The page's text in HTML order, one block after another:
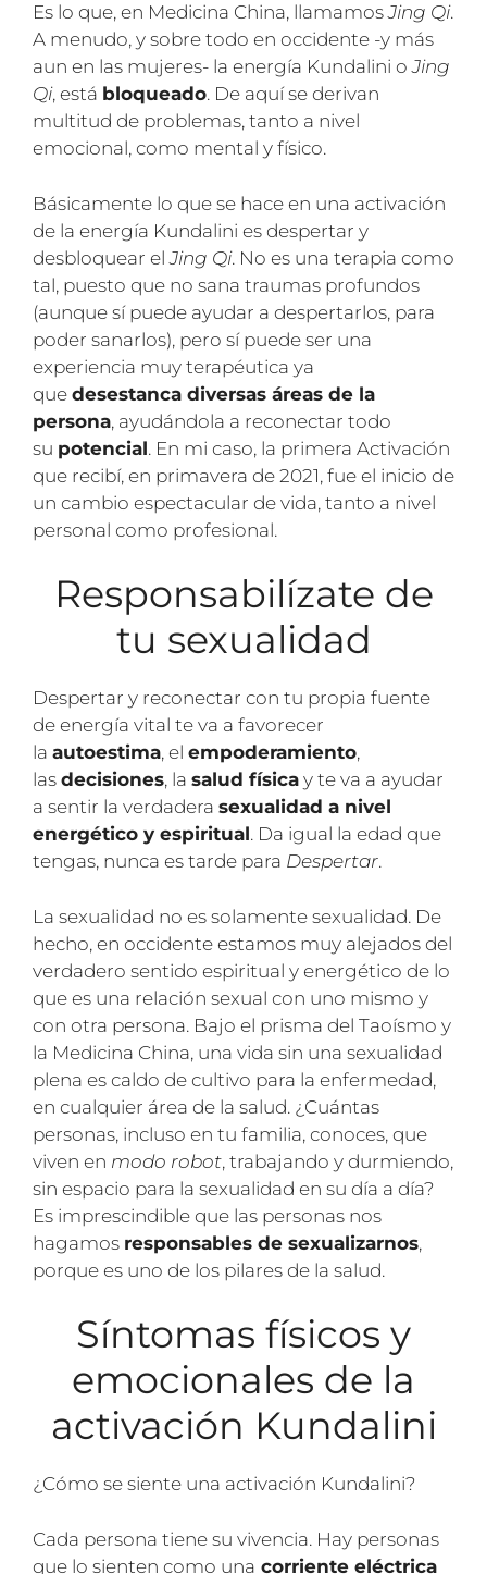
Es lo que, en Medicina China, llamamosJing Qi.
A menudo, y sobre todo en occidente -y más
aun en las mujeres- la energía Kundalini oJing
Qi, está bloqueado. De aquí se derivan
multitud de problemas, tanto a nivel
emocional, como mental y físico.
Básicamente lo que se hace en una activación
de la energía Kundalini es despertar y
desbloquear elJing Qi. No es una terapia como
tal, puesto que no sana traumas profundos
(aunque sí puede ayudar a despertarlos, para
poder sanarlos), pero sí puede ser una
experiencia muy terapéutica ya
que desestanca diversas áreas de la
persona, ayudándola a reconectar todo
su potencial. En mi caso, la primera Activación
que recibí, en primavera de 2021, fue el inicio de
un cambio espectacular de vida, tanto a nivel
personal como profesional.
Responsabilízate de
tu sexualidad
Despertar y reconectar con tu propia fuente
de energía vital te va a favorecer
la autoestima, el empoderamiento,
las decisiones, la salud física y te va a ayudar
a sentir la verdadera sexualidad a nivel
energético y espiritual. Da igual la edad que
tengas, nunca es tarde para Despertar.
La sexualidad no es solamente sexualidad. De
hecho, en occidente estamos muy alejados del
verdadero sentido espiritual y energético de lo
que es una relación sexual con uno mismo y
con otra persona. Bajo el prisma del Taoísmo y
la Medicina China, una vida sin una sexualidad
plena es caldo de cultivo para la enfermedad,
en cualquier área de la salud. ¿Cuántas
personas, incluso en tu familia, conoces, que
viven en modo robot, trabajando y durmiendo,
sin espacio para la sexualidad en su día a día?
Es imprescindible que las personas nos
hagamos responsables de sexualizarnos,
porque es uno de los pilares de la salud.
Síntomas físicos y
emocionales de la
activación Kundalini
¿Cómo se siente una activación Kundalini?
Cada persona tiene su vivencia. Hay personas
que lo sienten como una corriente eléctrica